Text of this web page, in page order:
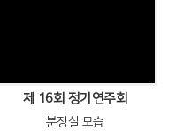
제 16회 정기연주회
분장실 모습